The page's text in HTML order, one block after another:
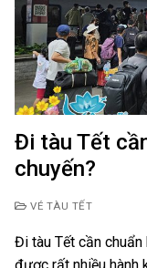
Đi tàu Tết
chuyến?
VÉ TÀU TẾT
Đi tàu Tết cần